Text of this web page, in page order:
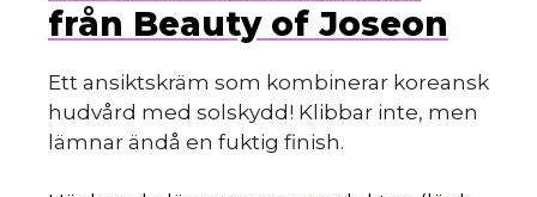
från Beauty of Joseon
Ett ansiktskräm som kombinerar koreansk
hudvård med solskydd! Klibbar inte, men
lämnar ändå en fuktig finish.